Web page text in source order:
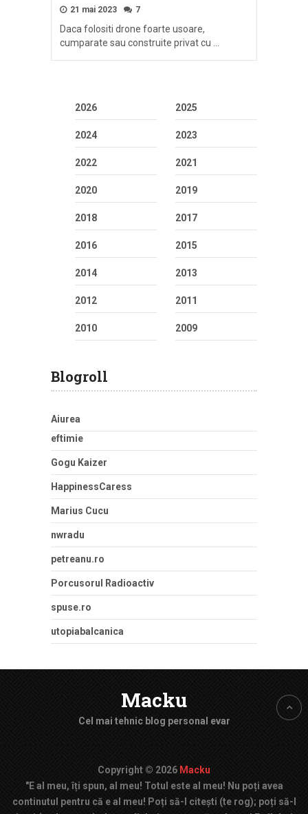
21 mai 2023 7
Daca folositi drone foarte usoare,
cumparate sau construite privat cu …
2026 2025
2024 2023
2022 2021
2020 2019
2018 2017
2016 2015
2014 2013
2012 2011
2010 2009
Blogroll
Aiurea
eftimie
Gogu Kaizer
HappinessCaress
Marius Cucu
nwradu
petreanu.ro
Porcusorul Radioactiv
spuse.ro
utopiabalcanica
Macku
Cel mai tehnic blog personal evar
Copyright © 2026 Macku
"E al meu, îți spun, al meu! Totul este al meu! Nu poți avea
continutul pentru că e al meu! Poți să-l citești (te rog); poți să-l